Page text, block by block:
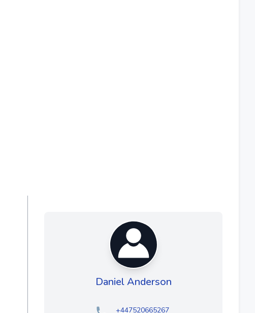
Daniel Anderson
+447520665267